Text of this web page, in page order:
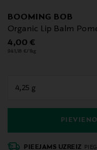
BOOMING BOB
Organic Lip Balm
Original Price
4,00 €
941,18 €/1kg
null
PIEEJAMS UZREIZ